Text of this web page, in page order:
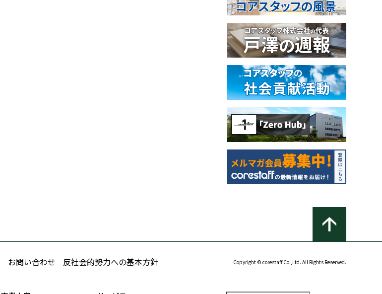
お問い合わせ 反社会的勢力への基本方針 Copyright © corestaff Co.,Ltd. All Rights Reserved.